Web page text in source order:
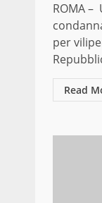
ROMA –
per
Read